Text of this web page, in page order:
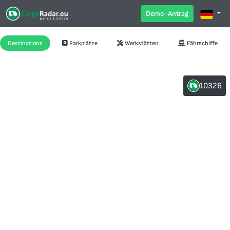
Demo-Antrag
Destinations Parkplätze Werkstätten Fährschiffe
10326